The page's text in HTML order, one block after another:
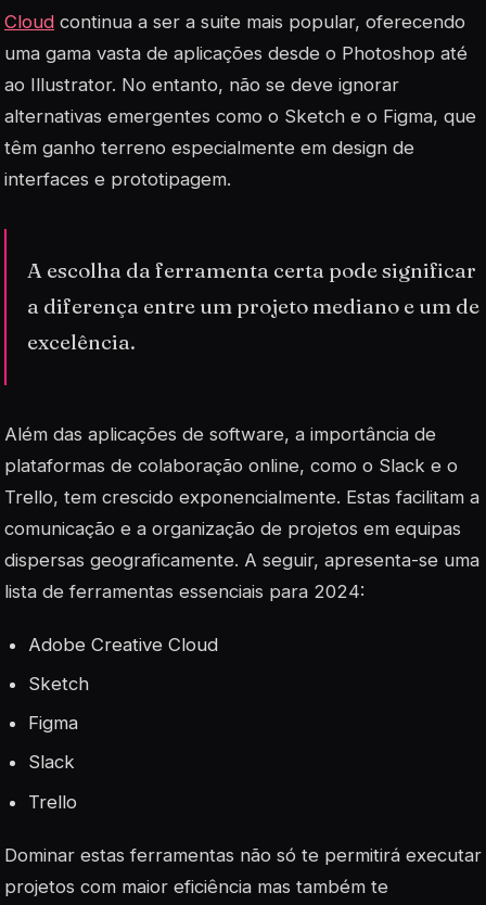
Cloud continua a ser a suite mais popular, oferecendo
uma gama vasta de aplicações desde o Photoshop até
ao Illustrator. No entanto, não se deve ignorar
alternativas emergentes como o Sketch e o Figma, que
têm ganho terreno especialmente em design de
interfaces e prototipagem.
A escolha da ferramenta certa pode significar
a diferença entre um projeto mediano e um de
excelência.
Além das aplicações de software, a importância de
plataformas de colaboração online, como o Slack e o
Trello, tem crescido exponencialmente. Estas facilitam a
comunicação e a organização de projetos em equipas
dispersas geograficamente. A seguir, apresenta-se uma
lista de ferramentas essenciais para 2024:
Adobe Creative Cloud
Sketch
Figma
Slack
Trello
Dominar estas ferramentas não só te permitirá executar
projetos com maior eficiência mas também te